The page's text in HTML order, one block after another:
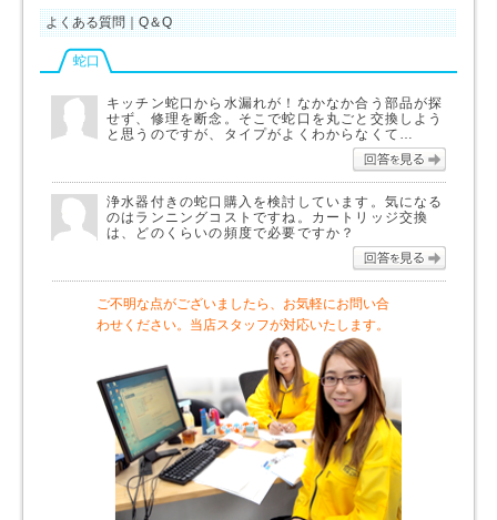
よくある質問｜Q＆Q
蛇口
キッチン蛇口から水漏れが！なかなか合う部品が探
せず、修理を断念。そこで蛇口を丸ごと交換しよう
と思うのですが、タイプがよくわからなくて…
浄水器付きの蛇口購入を検討しています。気になる
のはランニングコストですね。カートリッジ交換
は、どのくらいの頻度で必要ですか？
ご不明な点がございましたら、お気軽にお問い合
わせください。当店スタッフが対応いたします。